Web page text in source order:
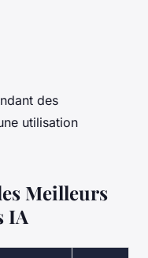
des
utilisation
Meilleurs
IA